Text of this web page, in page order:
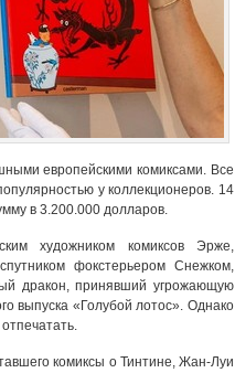
европейскими комиксами. Все
у коллекционеров. 14
в 3.200.000 долларов.
художником комиксов Эрже,
фокстерьером Снежком,
дракон, принявший угрожающую
выпуска «Голубой лотос». Однако
комиксы о Тинтине, Жан-Луи